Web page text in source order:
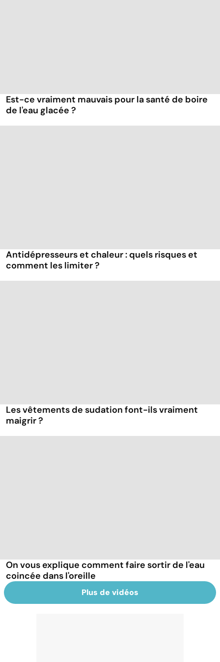
Est-ce vraiment mauvais pour la santé de boire
de l'eau glacée ?
Antidépresseurs et chaleur : quels risques et
comment les limiter ?
Les vêtements de sudation font-ils vraiment
maigrir ?
On vous explique comment faire sortir de l'eau
coincée dans l'oreille
Plus de vidéos